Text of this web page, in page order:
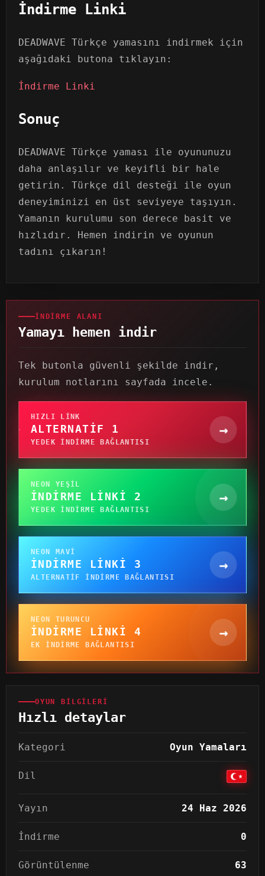
İndirme Linki
DEADWAVE Türkçe yamasını indirmek için
aşağıdaki butona tıklayın:
İndirme Linki
Sonuç
DEADWAVE Türkçe yaması ile oyununuzu
daha anlaşılır ve keyifli bir hale
getirin. Türkçe dil desteği ile oyun
deneyiminizi en üst seviyeye taşıyın.
Yamanın kurulumu son derece basit ve
hızlıdır. Hemen indirin ve oyunun
tadını çıkarın!
İNDIRME ALANI
Yamayı hemen indir
Tek butonla güvenli şekilde indir,
kurulum notlarını sayfada incele.
HIZLI LINK
ALTERNATIF 1
YEDEK INDIRME BAĞLANTISI
→
NEON YEŞIL
İNDIRME LINKI 2
YEDEK INDIRME BAĞLANTISI
→
NEON MAVI
İNDIRME LINKI 3
ALTERNATIF INDIRME BAĞLANTISI
→
NEON TURUNCU
İNDIRME LINKI 4
EK INDIRME BAĞLANTISI
→
OYUN BILGILERI
Hızlı detaylar
Kategori Oyun Yamaları
Dil
Yayın 24 Haz 2026
İndirme 0
Görüntülenme 63